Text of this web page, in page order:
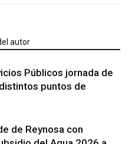
autor
Públicos jornada de
puntos de
de Reynosa con